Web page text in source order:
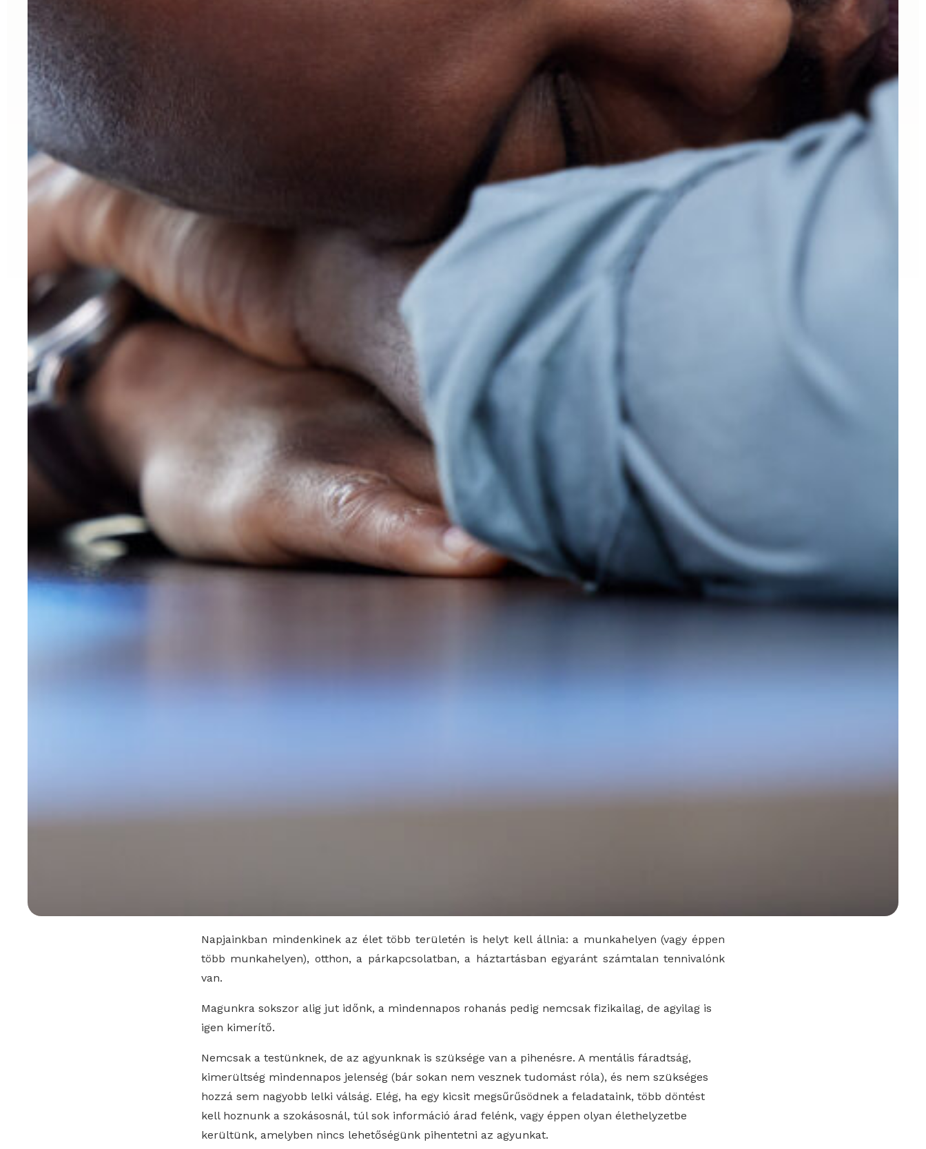
Napjainkban mindenkinek az élet több területén is helyt kell állnia: a munkahelyen (vagy éppen
több munkahelyen), otthon, a párkapcsolatban, a háztartásban egyaránt számtalan tennivalónk
van.
Magunkra sokszor alig jut időnk, a mindennapos rohanás pedig nemcsak fizikailag, de agyilag is
igen kimerítő.
Nemcsak a testünknek, de az agyunknak is szüksége van a pihenésre. A mentális fáradtság,
kimerültség mindennapos jelenség (bár sokan nem vesznek tudomást róla), és nem szükséges
hozzá sem nagyobb lelki válság. Elég, ha egy kicsit megsűrűsödnek a feladataink, több döntést
kell hoznunk a szokásosnál, túl sok információ árad felénk, vagy éppen olyan élethelyzetbe
kerültünk, amelyben nincs lehetőségünk pihentetni az agyunkat.